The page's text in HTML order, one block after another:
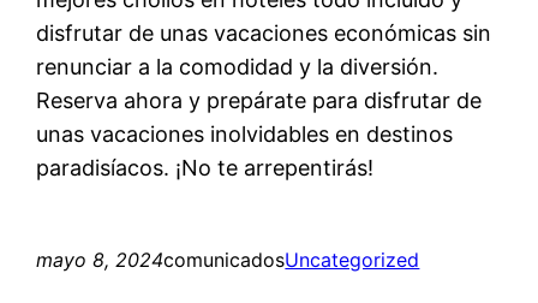
disfrutar de unas vacaciones económicas sin
renunciar a la comodidad y la diversión.
Reserva ahora y prepárate para disfrutar de
unas vacaciones inolvidables en destinos
paradisíacos. ¡No te arrepentirás!
mayo 8, 2024comunicadosUncategorized